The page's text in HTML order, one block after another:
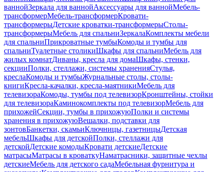
ваннойЗеркала для ваннойАксессуары для ваннойМебель-
трансформерМебель-трансформерКровати-
трансформерыДетские кроватки-трансформерыСтолы-
трансформерыМебель для спальниЗеркалаКомплекты мебели
для спальниПрикроватные тумбыКомоды и тумбы для
спальниТуалетные столикиШкафы для спальниМебель для
жилых комнатДиваны, кресла для домаШкафы, стенки,
секцииПолки, стеллажи, системы храненияСтулья,
креслаКомоды и тумбыЖурнальные столы, столы-
книгиКресла-качалки, кресла-маятникиМебель для
телевизораКомоды, тумбы под телевизорКронштейны, стойки
для телевизораКаминокомплекты под телевизорМебель для
прихожейСекции, тумбы в прихожуюПолки и системы
хранения в прихожуюВешалки, подставки для
зонтовБанкетки, скамьиКлючницы, газетницыДетская
мебельШкафы для детскойПолки, стеллажи для
детскойДетские комодыКровати детскиеДетские
матрасыМатрасы в кроваткуНаматрасники, защитные чехлы
детскиеМебель для детского садаМебельная фурнитура и